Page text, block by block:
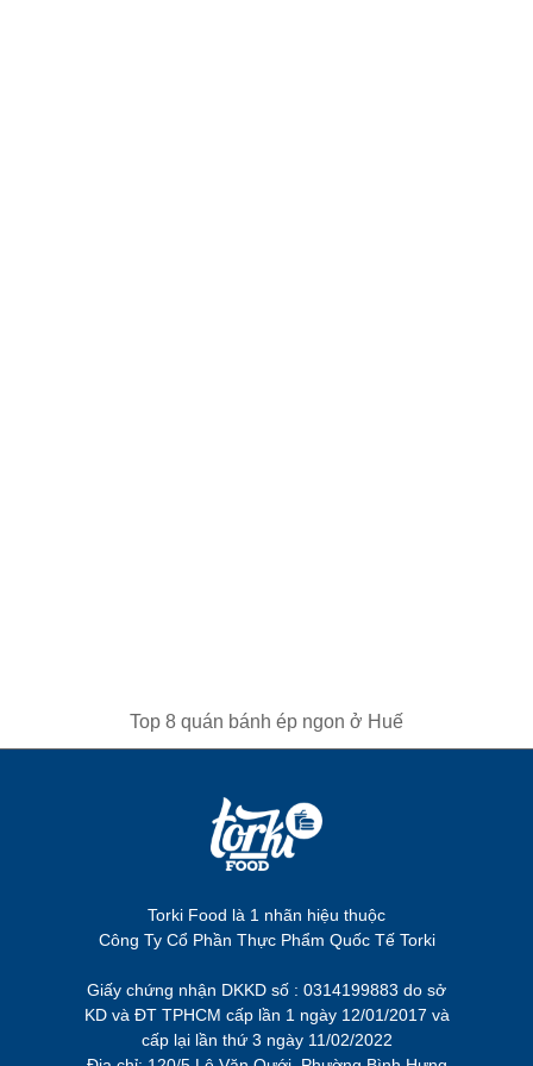
Top 8 quán bánh ép ngon ở Huế
Torki Food là 1 nhãn hiệu thuộc
Công Ty Cổ Phần Thực Phẩm Quốc Tế Torki
Giấy chứng nhận DKKD số : 0314199883 do sở
KD và ĐT TPHCM cấp lần 1 ngày 12/01/2017 và
cấp lại lần thứ 3 ngày 11/02/2022